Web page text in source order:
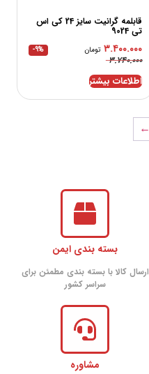
قابلمه گرانیت سایز 24 کی اس
تی 9024
۳.۷۴۰.۰۰۰
۳.۴۰۰.۰۰۰ تومان -9%
اطلاعات بیشتر
←
بسته بندی ایمن
ارسال کالا با بسته بندی مطمئن برای
سراسر کشور
مشاوره